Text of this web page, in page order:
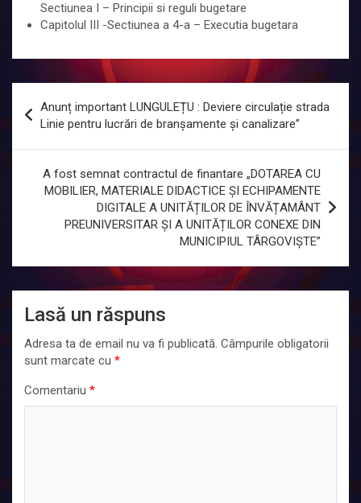
Sectiunea I – Principii si reguli bugetare
Capitolul III -Sectiunea a 4-a – Executia bugetara
în
articole
Anunț important LUNGULEȚU : Deviere circulație strada
Linie pentru lucrări de branșamente și canalizare”
A fost semnat contractul de finantare „DOTAREA CU
MOBILIER, MATERIALE DIDACTICE ȘI ECHIPAMENTE
DIGITALE A UNITĂȚILOR DE ÎNVĂȚAMÂNT
PREUNIVERSITAR ȘI A UNITĂȚILOR CONEXE DIN
MUNICIPIUL TÂRGOVIȘTE”
Lasă un răspuns
Adresa ta de email nu va fi publicată. Câmpurile obligatorii
sunt marcate cu *
Comentariu *